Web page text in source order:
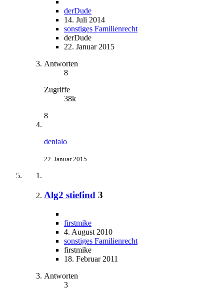
derDude
14. Juli 2014
sonstiges Familienrecht
derDude
22. Januar 2015
Antworten
8
Zugriffe
38k
8
denialo
22. Januar 2015
Alg2 stiefind 3
firstmike
4. August 2010
sonstiges Familienrecht
firstmike
18. Februar 2011
Antworten
3